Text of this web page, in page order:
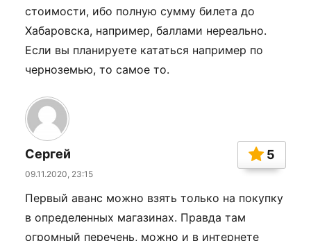
стоимости, ибо полную сумму билета до
Хабаровска, например, баллами нереально.
Если вы планируете кататься например по
черноземью, то самое то.
Сергей
09.11.2020, 23:15
5
Первый аванс можно взять только на покупку
в определенных магазинах. Правда там
огромный перечень, можно и в интернете